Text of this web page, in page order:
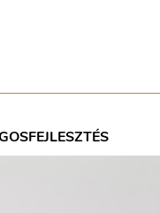
FEJLESZTÉS